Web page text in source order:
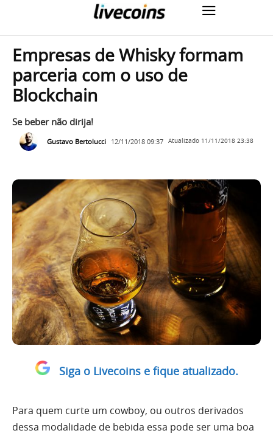
Empresas de Whisky formam
parceria com o uso de
Blockchain
Se beber não dirija!
Gustavo Bertolucci 12/11/2018 09:37 Atualizado 11/11/2018 23:38
Siga o Livecoins e fique atualizado.
Para quem curte um cowboy, ou outros derivados
dessa modalidade de bebida essa pode ser uma boa